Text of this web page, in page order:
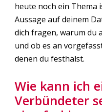
heute noch ein Thema
Aussage auf deinem
dich fragen, warum du
und ob es an
denen du festhälst.
Wie kann ich
Verbündeter